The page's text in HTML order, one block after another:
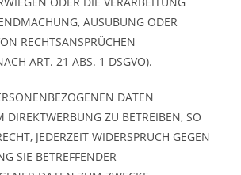
AUSÜBUNG ODER
RECHTSANSPRÜCHEN
ART. 21 ABS. 1 DSGVO).
DATEN
DIREKTWERBUNG ZU BETREIBEN, SO
JEDERZEIT WIDERSPRUCH GEGEN
SIE BETREFFENDER